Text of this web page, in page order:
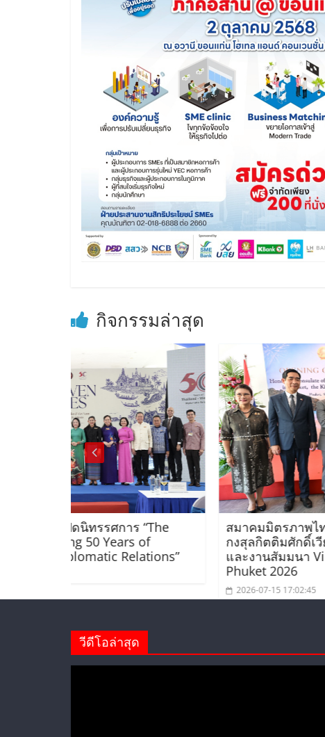
กิจกรรมล่าสุด
สมาคมมิตรภาพไทย-เวียดนามร่วมพิธีเปิ
กงสุลกิตติมศักดิ์เวียดนามประจำจังหวัดภู
และงานสัมมนา Viet Nam Connect
วีดีโอล่าสุด